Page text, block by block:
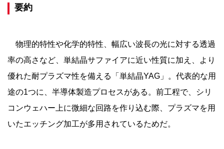
要約
物理的特性や化学的特性、幅広い波長の光に対する透過
率の高さなど、単結晶サファイアに近い性質に加え、より
優れた耐プラズマ性を備える「単結晶YAG」。代表的な用
途の1つに、半導体製造プロセスがある。前工程で、シリ
コンウェハー上に微細な回路を作り込む際、プラズマを用
いたエッチング加工が多用されているためだ。